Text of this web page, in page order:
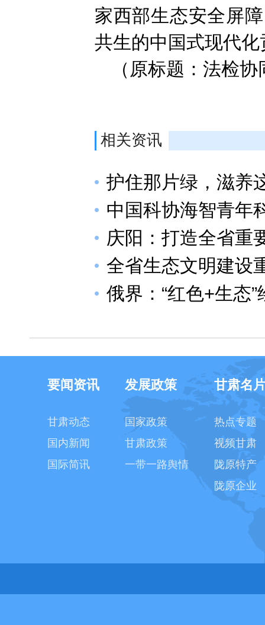
家西部生态安全屏
共生的中国式现代
（原标题：法检
相关资讯
护住那片绿，滋养
中国科协海智青年
庆阳：打造全省重
全省生态文明建设
俄界：“红色+生态
要闻资讯
甘肃动态
国内新闻
国际简讯
发展政策
国家政策
甘肃政策
一带一路舆情
甘肃名
热点专题
视频甘肃
陇原特产
陇原企业